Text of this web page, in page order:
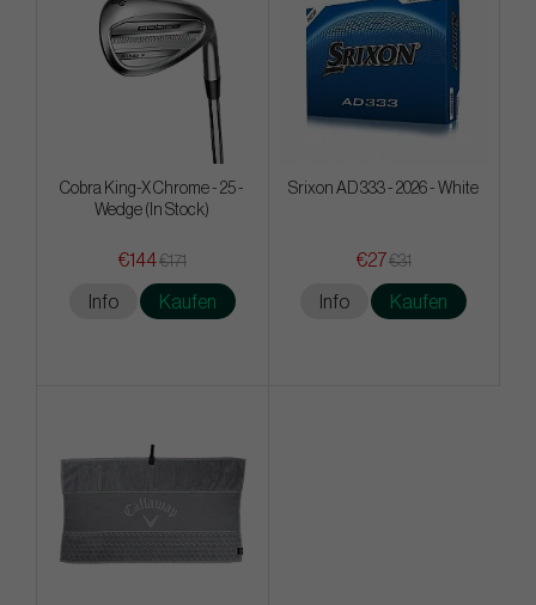
Cobra King-X Chrome - 25 -
Wedge (In Stock)
€144€171
Info Kaufen
Srixon AD 333 - 2026 - White
€27€31
Info Kaufen